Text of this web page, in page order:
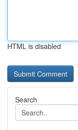
HTML is disabled
Search